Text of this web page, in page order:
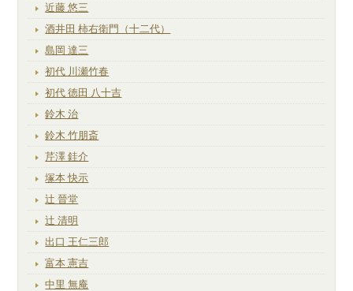
近藤 悠三
酒井田 柿右衛門（十二代）
島岡 達三
初代 川瀬竹春
初代 徳田 八十吉
鈴木 治
鈴木 竹朋斎
芹澤 銈介
塚本 快示
辻 晉堂
辻 清明
出口 王仁三郎
富本 憲吉
中里 無庵